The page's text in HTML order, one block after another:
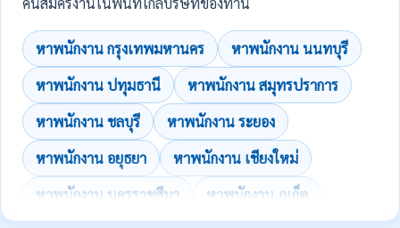
หาพนักงาน กรุงเทพมหานคร
หาพนักงาน นนทบุรี
หาพนักงาน ปทุมธานี
หาพนักงาน สมุทรปราการ
หาพนักงาน ชลบุรี
หาพนักงาน ระยอง
หาพนักงาน อยุธยา
หาพนักงาน เชียงใหม่
หาพนักงาน นครราชสีมา
หาพนักงาน ภูเก็ต